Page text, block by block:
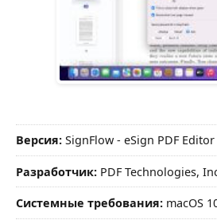
Версия: SignFlow - eSign PDF Editor
Разработчик: PDF Technologies,
Системные требования: macOS